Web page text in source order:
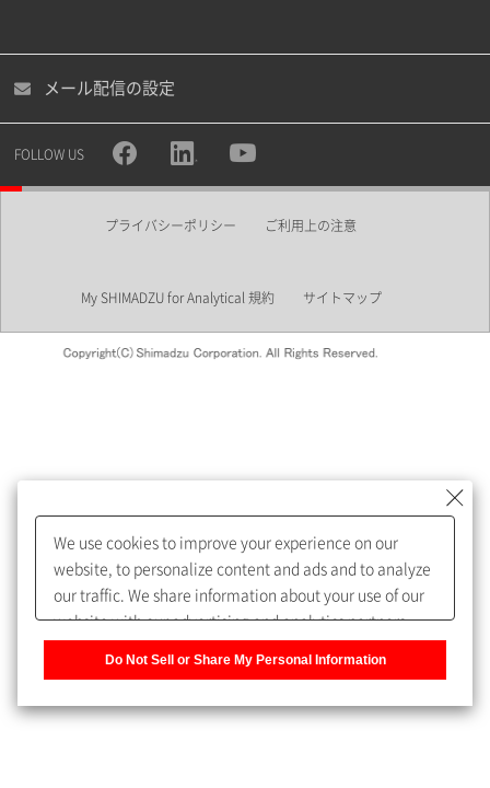
めします。
My SHIMADZU for Analyticalへ登録いただくと、技術情報や
取扱説明書・Webinarなどの閲覧ができます。
うになります。
メール配信の設定
FOLLOW US
プライバシーポリシー ご利用上の注意
My SHIMADZU for Analytical 規約 サイトマップ
We use cookies to improve your experience on our
website, to personalize content and ads and to analyze
our traffic. We share information about your use of our
website with our advertising and analytics partners,
Do Not Sell or Share My Personal Information